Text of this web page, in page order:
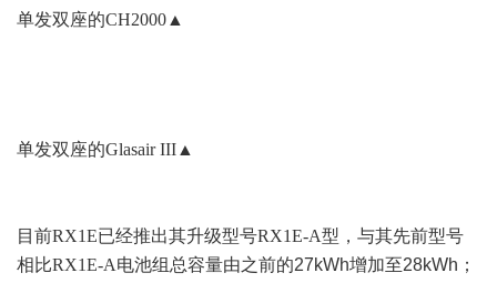
单发双座的CH2000 ▲
单发双座的Glasair III▲
目前RX1E已经推出其升级型号RX1E-A型，与其先前型号
相比RX1E-A电池组总容量由之前的27kWh增加至28kWh；